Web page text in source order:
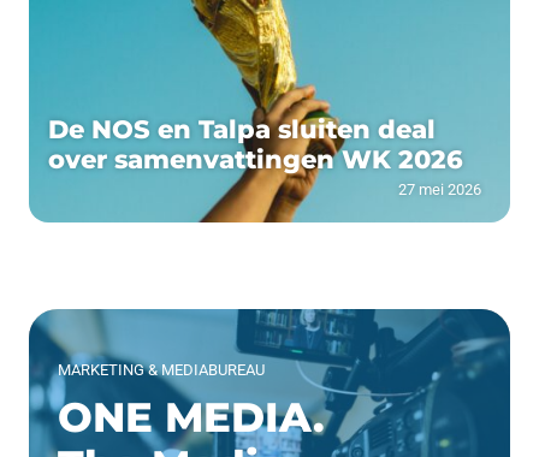
De NOS en Talpa sluiten deal
over samenvattingen WK 2026
27 mei 2026
MARKETING & MEDIABUREAU
ONE MEDIA.